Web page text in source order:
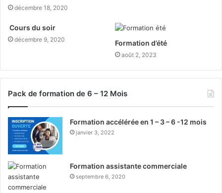
décembre 18, 2020
Cours du soir
décembre 9, 2020 Formation d’été
août 2, 2023
Pack de formation de 6 – 12 Mois
Formation accélérée en 1 – 3 – 6 -12 mois
janvier 3, 2022
Formation assistante commerciale
septembre 6, 2020